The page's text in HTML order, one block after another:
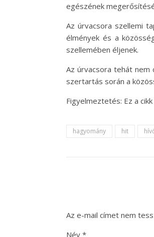
egészének
Az úrvacsora szellemi
élmények és a
szellemében éljenek.
Az úrvacsora tehát nem
szertartás során a
Figyelmeztetés: Ez a
hagyomány hit
Az e-mail címet nem
Név *